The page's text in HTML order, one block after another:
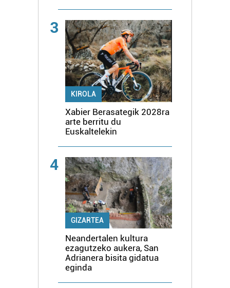
3
KIROLA
Xabier Berasategik 2028ra
arte berritu du
Euskaltelekin
4
GIZARTEA
Neandertalen kultura
ezagutzeko aukera, San
Adrianera bisita gidatua
eginda